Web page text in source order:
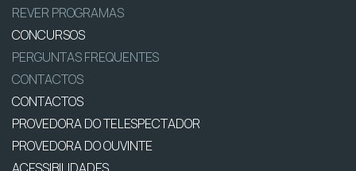
REVER PROGRAMAS
CONCURSOS
PERGUNTAS FREQUENTES
CONTACTOS
CONTACTOS
PROVEDORA DO TELESPECTADOR
PROVEDORA DO OUVINTE